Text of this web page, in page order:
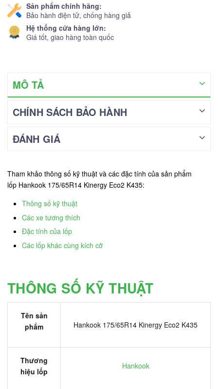
Sản phẩm chính hãng:
Bảo hành điện tử, chống hàng giả
Hệ thống cửa hàng lớn:
Giá tốt, giao hàng toàn quốc
MÔ TẢ
CHÍNH SÁCH BẢO HÀNH
ĐÁNH GIÁ
Tham khảo thông số kỹ thuật và các đặc tính của sản phẩm
lốp Hankook 175/65R14 Kinergy Eco2 K435:
Thông số kỹ thuật
Các xe tương thích
Đặc tính của lốp
Các lốp khác cùng kích cỡ
THÔNG SỐ KỸ THUẬT
Tên sản
phẩm
Hankook 175/65R14 Kinergy Eco2 K435
Thương
hiệu lốp
Hankook